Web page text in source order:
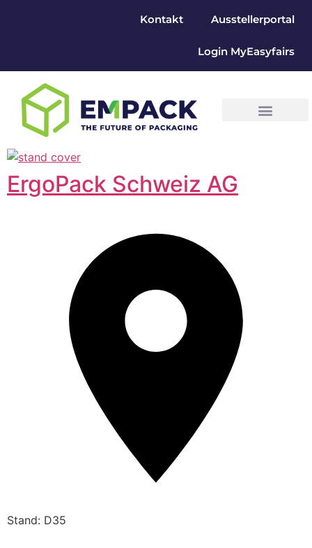
Kontakt Ausstellerportal
Login MyEasyfairs
ErgoPack Schweiz AG
Stand: D35